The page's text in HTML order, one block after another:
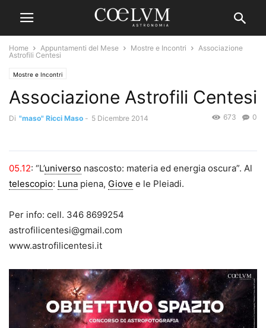
Home Appuntamenti del Mese Mostre e Incontri
Associazione
Astrofili Centesi
Mostre e Incontri
Associazione Astrofili Centesi
Di "maso" Ricci Maso - 5 Dicembre 2014 0
673
05.12: “L’universo nascosto: materia ed energia oscura”. Al
telescopio: Luna piena, Giove e le Pleiadi.
Per info: cell. 346 8699254
astrofilicentesi@gmail.com
www.astrofilicentesi.it